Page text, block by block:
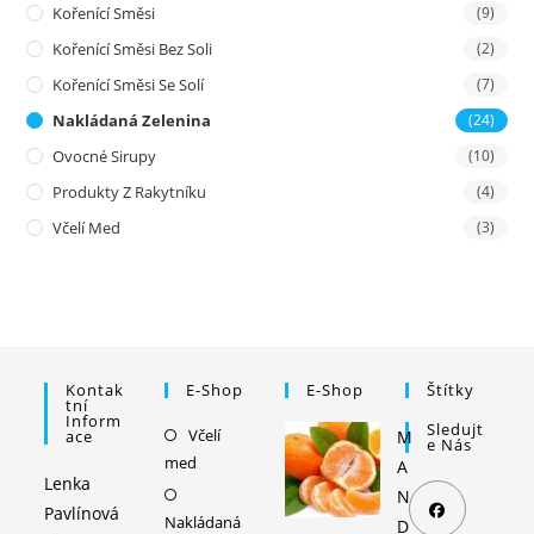
Kořenící Směsi (9)
Kořenící Směsi Bez Soli (2)
Kořenící Směsi Se Solí (7)
Nakládaná Zelenina (24)
Ovocné Sirupy (10)
Produkty Z Rakytníku (4)
Včelí Med (3)
Kontak
Tní
Inform
Ace
Lenka
Pavlínová
E-Shop
Včelí
med
Opens
Nakládaná
Opens
E-Shop
M
A
N
D
Štítky
Sledujt
E Nás